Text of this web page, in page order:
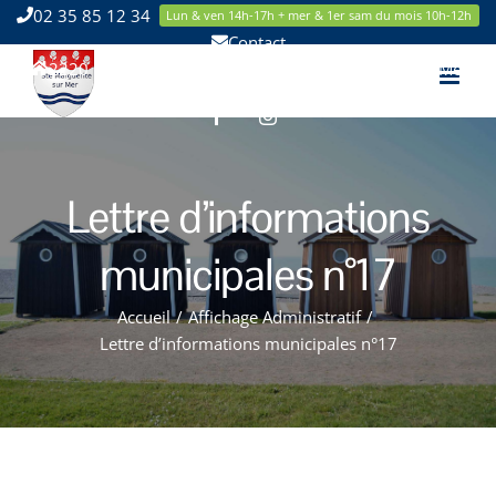
Passer
au
contenu
02 35 85 12 34 Lun & ven 14h-17h + mer & 1er sam du mois 10h-12h
Contact
2220 Route de la Mer 76119 Sainte Marguerite sur Mer
FacebookInstagram
Lettre d’informations
municipales n°17
Accueil / Affichage Administratif /
Lettre d’informations municipales n°17